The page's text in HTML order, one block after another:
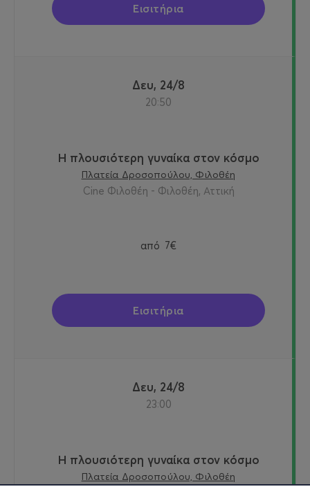
Εισιτήρια
Δευ, 24/8
20:50
Η πλουσιότερη γυναίκα στον κόσμο
Πλατεία Δροσοπούλου, Φιλοθέη
Cine Φιλοθέη - Φιλοθέη, Αττική
από 7€
Εισιτήρια
Δευ, 24/8
23:00
Η πλουσιότερη γυναίκα στον κόσμο
Πλατεία Δροσοπούλου, Φιλοθέη